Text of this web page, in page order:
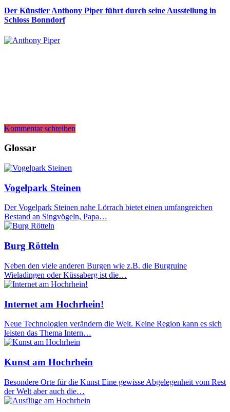
Der Künstler Anthony Piper führt durch seine Ausstellung in
Schloss Bonndorf
Kommentar schreiben
Glossar
Vogelpark Steinen
Der Vogelpark Steinen nahe Lörrach bietet einen umfangreichen
Bestand an Singvögeln, Papa…
Burg Rötteln
Neben den viele anderen Burgen wie z.B. die Burgruine
Wieladingen oder Küssaberg ist die…
Internet am Hochrhein!
Neue Technologien verändern die Welt. Keine Region kann es sich
leisten das Thema Intern…
Kunst am Hochrhein
Besondere Orte für die Kunst Eine gewisse Abgelegenheit vom Rest
der Welt aber auch die…